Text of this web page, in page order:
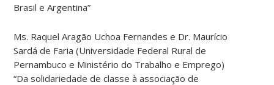
Brasil e Argentina”
Ms. Raquel Aragão Uchoa Fernandes e Dr. Maurício
Sardá de Faria (Universidade Federal Rural de
Pernambuco e Ministério do Trabalho e Emprego)
“Da solidariedade de classe à associação de